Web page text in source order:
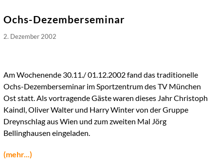
Ochs-Dezemberseminar
2. Dezember 2002
Am Wochenende 30.11./ 01.12.2002 fand das traditionelle
Ochs-Dezemberseminar im Sportzentrum des TV München
Ost statt. Als vortragende Gäste waren dieses Jahr Christoph
Kaindl, Oliver Walter und Harry Winter von der Gruppe
Dreynschlag aus Wien und zum zweiten Mal Jörg
Bellinghausen eingeladen.
(mehr...)